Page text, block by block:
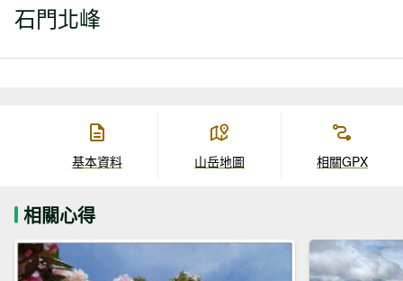
石門北峰
基本資料 山岳地圖 相關GPX
相關心得